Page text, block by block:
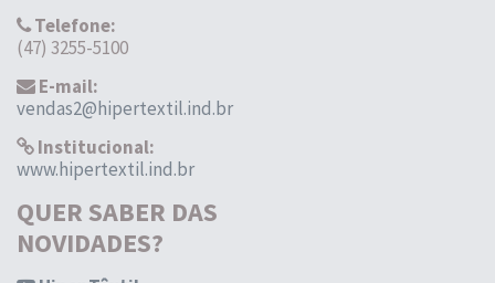
Telefone:
(47) 3255-5100
E-mail:
vendas2@hipertextil.ind.br
Institucional:
www.hipertextil.ind.br
QUER SABER DAS
NOVIDADES?